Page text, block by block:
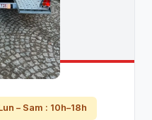
– Sam : 10h–18h